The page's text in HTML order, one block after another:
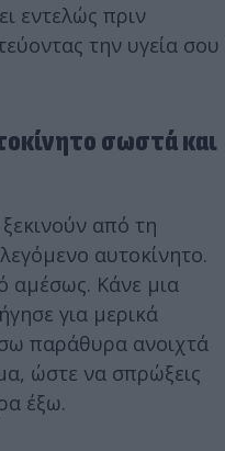
εντελώς πριν
την υγεία σου
σωστά και
από τη
αυτοκίνητο.
αμέσως. Κάνε μια
για μερικά
παράθυρα ανοιχτά
ώστε να σπρώξεις
έξω.